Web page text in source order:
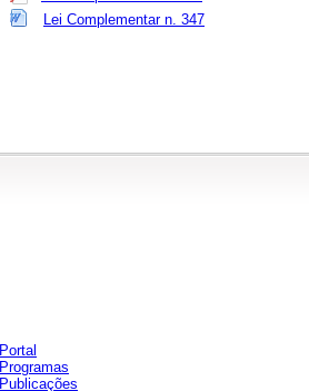
Lei Complementar n. 347
Portal
Programas
Publicações